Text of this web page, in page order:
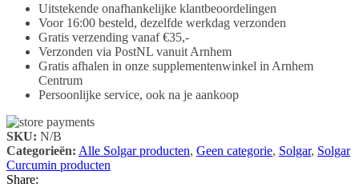
Uitstekende onafhankelijke klantbeoordelingen
Voor 16:00 besteld, dezelfde werkdag verzonden
Gratis verzending vanaf €35,-
Verzonden via PostNL vanuit Arnhem
Gratis afhalen in onze supplementenwinkel in Arnhem
Centrum
Persoonlijke service, ook na je aankoop
SKU: N/B
Categorieën: Alle Solgar producten, Geen categorie, Solgar, Solgar
Curcumin producten
Share: